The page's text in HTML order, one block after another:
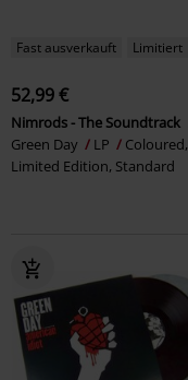
Fast ausverkauft Limitiert
52,99 €
Nimrods - The Soundtrack
Green Day
LP
Coloured,
Limited Edition, Standard